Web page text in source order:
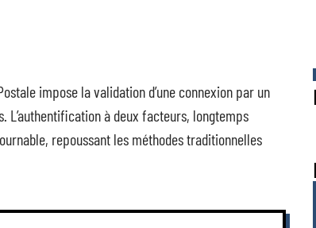
impose la validation d’une connexion par un
à deux facteurs, longtemps
repoussant les méthodes traditionnelles